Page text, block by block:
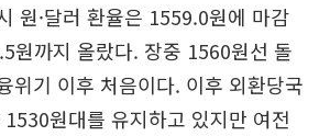
원·달러 환율은 1559.0원에 마감
원까지 올랐다. 장중 1560원선 돌
위기 이후 처음이다. 이후 외환당국
원대를 유지하고 있지만 여전